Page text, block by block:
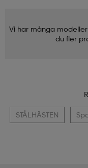
Vi har många
du fler
STÅLHÄSTEN